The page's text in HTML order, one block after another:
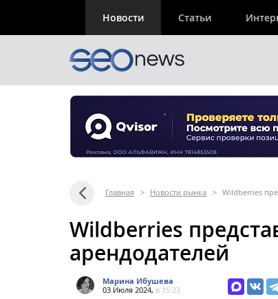
Новости Статьи
Главная > Новости рынка > Wildberries
Wildberries
арендодателей
Марина Ибушева
03 Июля 2024, в 15:23